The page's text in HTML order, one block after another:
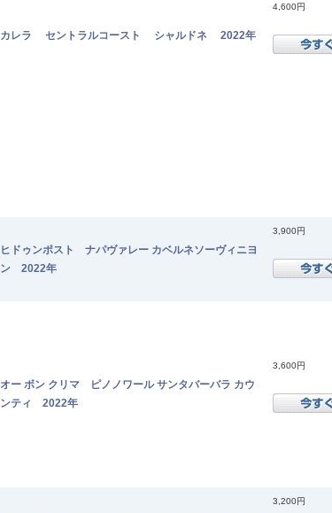
カレラ セントラルコースト シャルドネ 2022年
4,600円
ヒドゥンポスト ナパヴァレー カベルネソーヴィニヨ
ン 2022年
3,900円
オー ボン クリマ ピノノワール サンタバーバラ カウ
ンティ 2022年
3,600円
3,200円